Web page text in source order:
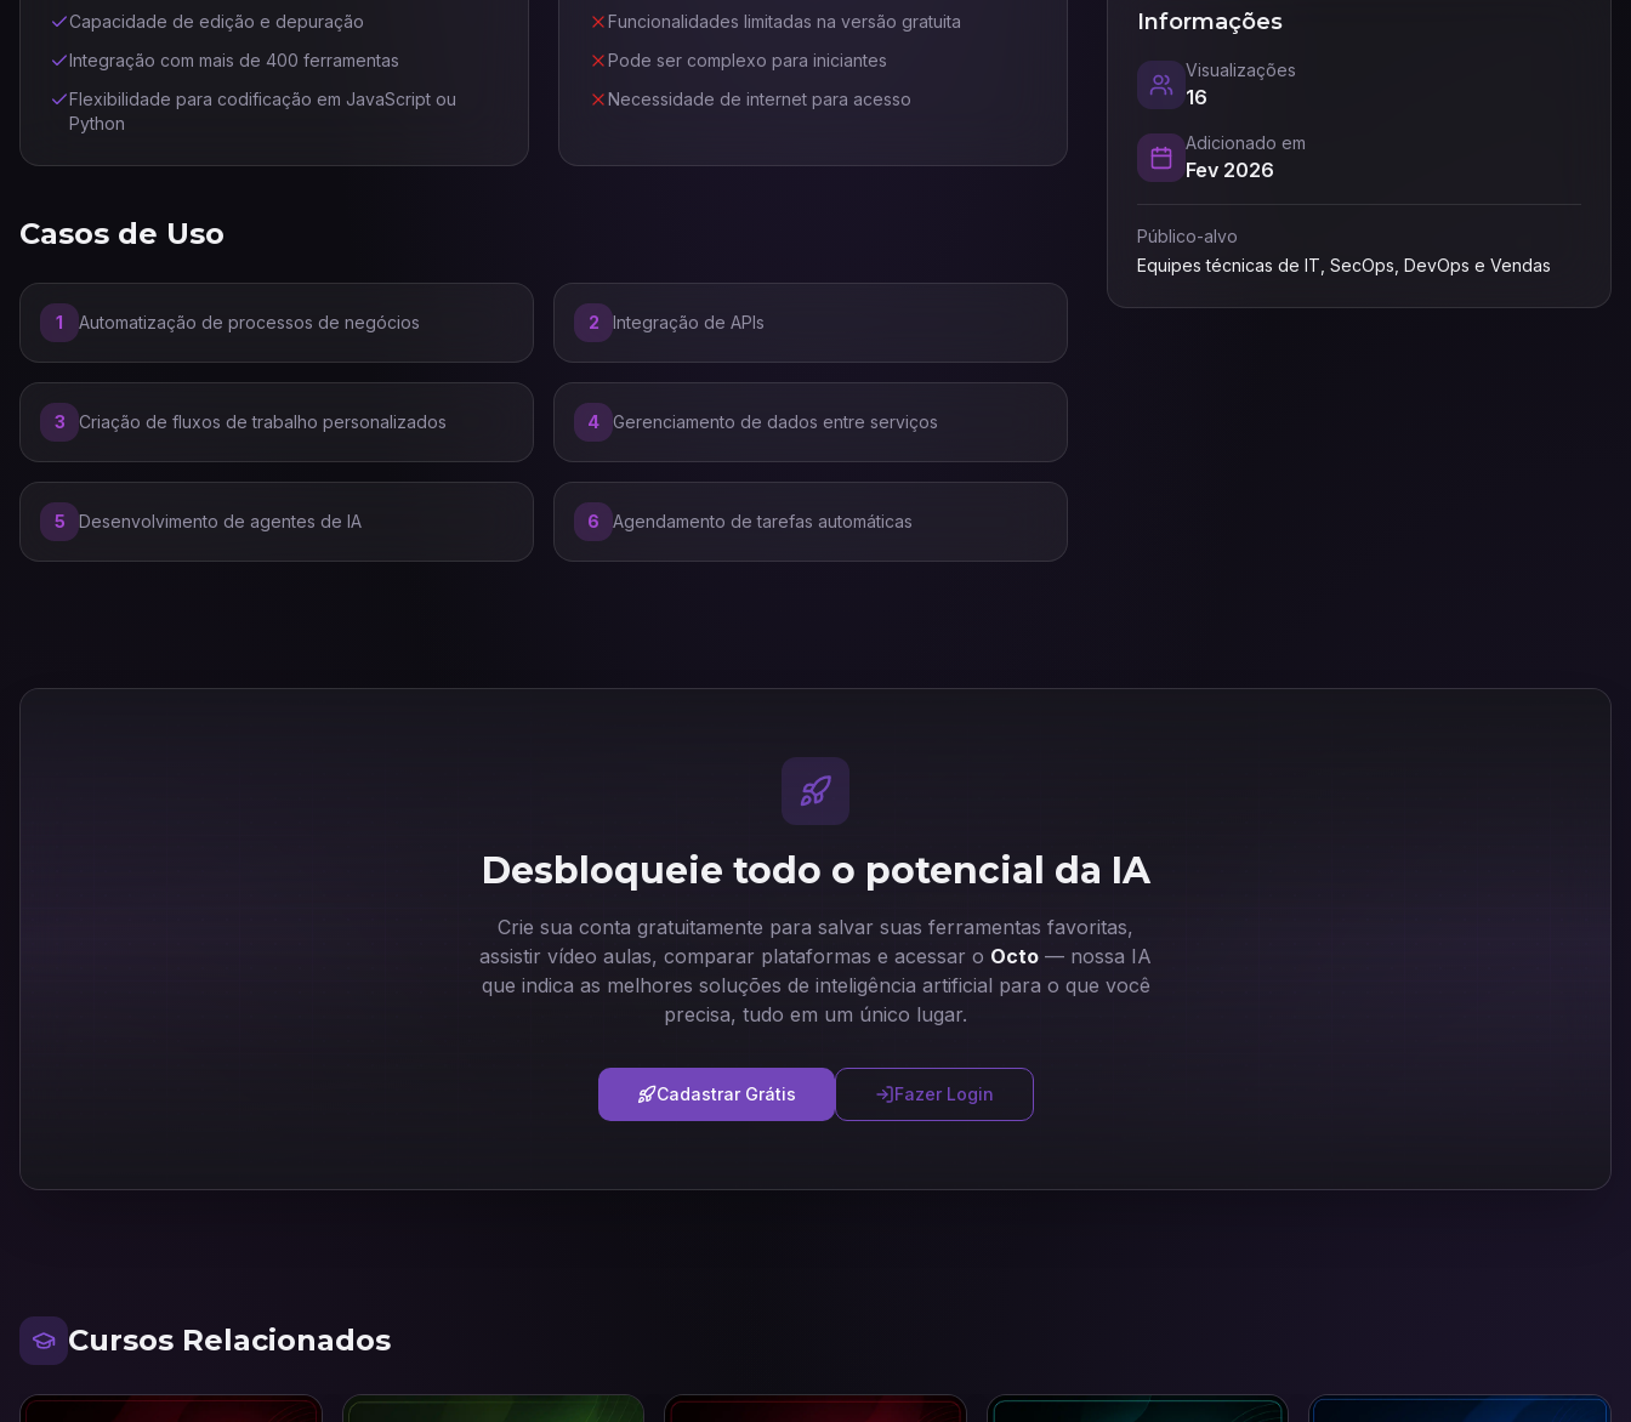
Capacidade de edição e depuração
Integração com mais de 400 ferramentas
Flexibilidade para codificação em JavaScript ou
Python
Funcionalidades limitadas na versão gratuita
Pode ser complexo para iniciantes
Necessidade de internet para acesso
Casos de Uso
1 Automatização de processos de negócios 2 Integração de APIs
3 Criação de fluxos de trabalho personalizados 4 Gerenciamento de dados entre serviços
5 Desenvolvimento de agentes de IA 6 Agendamento de tarefas automáticas
Informações
Visualizações
16
Adicionado em
Fev 2026
Público-alvo
Equipes técnicas de IT, SecOps, DevOps e Vendas
Desbloqueie todo o potencial da IA
Crie sua conta gratuitamente para salvar suas ferramentas favoritas,
assistir vídeo aulas, comparar plataformas e acessar o Octo — nossa IA
que indica as melhores soluções de inteligência artificial para o que você
precisa, tudo em um único lugar.
Cadastrar Grátis Fazer Login
Cursos Relacionados